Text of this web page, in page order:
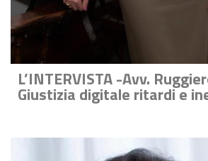
L’INTERVISTA -Avv.
Giustizia digitale ritardi e